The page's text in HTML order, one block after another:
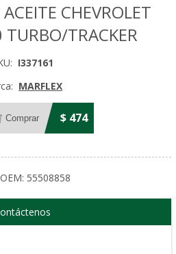
CHEVROLET
TRACKER
I337161
MARFLEX
$ 474
55508858